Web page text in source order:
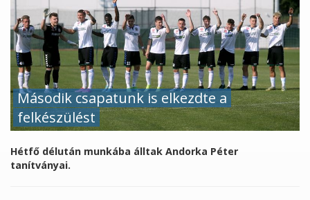
Második csapatunk is elkezdte a
felkészülést
Hétfő délután munkába álltak Andorka Péter
tanítványai.